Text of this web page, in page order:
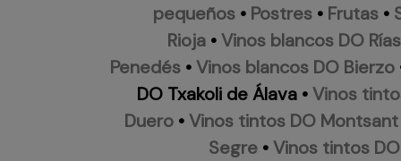
pequeños• Postres• Frutas•
Rioja •Vinos blancos DO
Penedés •Vinos blancos DO Bierzo
DO Txakoli de Álava•Vinos
Duero •Vinos tintos DO Montsant
Segre •Vinos tintos